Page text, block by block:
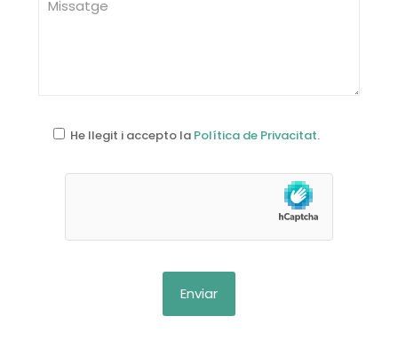
He llegit i accepto la Política de Privacitat.